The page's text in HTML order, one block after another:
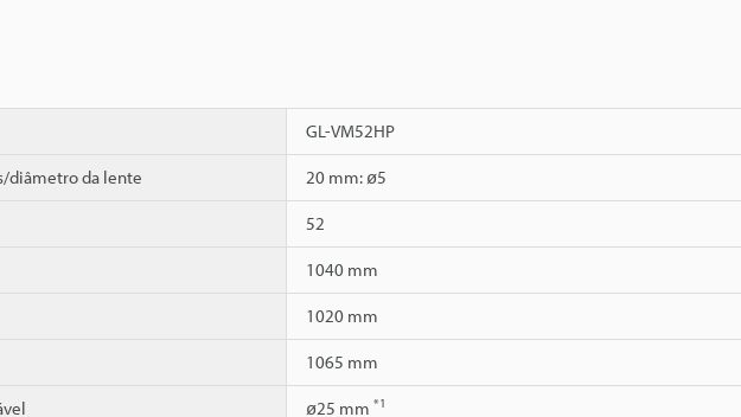
GL-VM52HP
diâmetro da lente 20 mm: ø5
52
1040 mm
1020 mm
1065 mm
ø25 mm *1